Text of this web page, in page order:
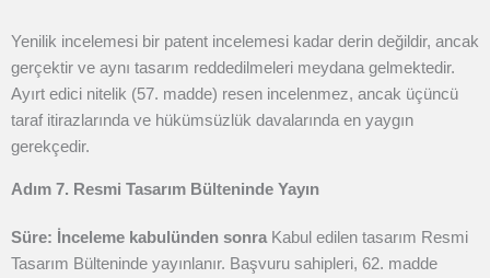
Yenilik incelemesi bir patent incelemesi kadar derin değildir, ancak
gerçektir ve aynı tasarım reddedilmeleri meydana gelmektedir.
Ayırt edici nitelik (57. madde) resen incelenmez, ancak üçüncü
taraf itirazlarında ve hükümsüzlük davalarında en yaygın
gerekçedir.
Adım 7. Resmi Tasarım Bülteninde Yayın
Süre: İnceleme kabulünden sonra Kabul edilen tasarım Resmi
Tasarım Bülteninde yayınlanır. Başvuru sahipleri, 62. madde